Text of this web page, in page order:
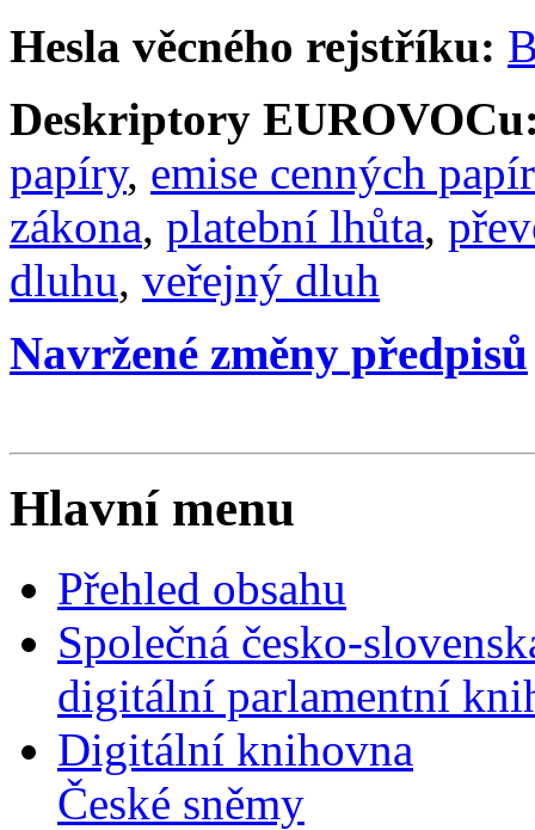
Hesla věcného rejstříku:
Deskriptory
papíry, emise cenných
zákona, platební lhůta,
dluhu, veřejný dluh
Navržené změny předpisů
Hlavní menu
Přehled obsahu
Společná česko-
digitální parlamentní
Digitální knihovna
České sněmy